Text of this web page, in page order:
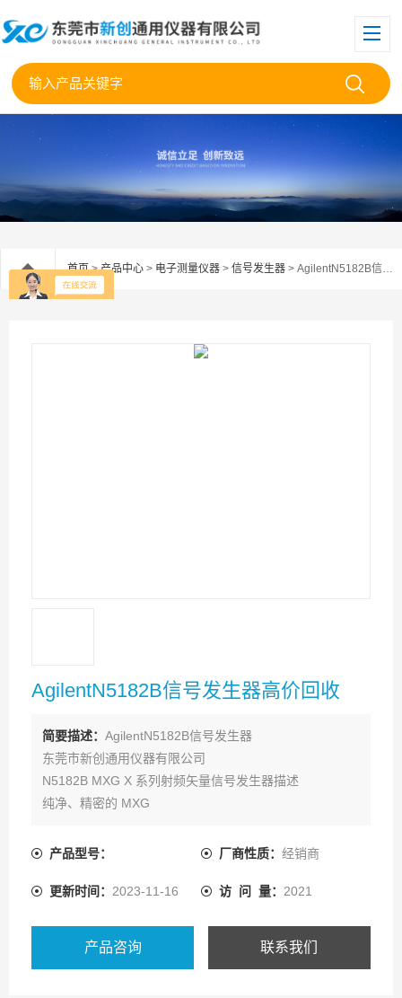
首页>产品中心 > 电子测量仪器 > 信号发生器 > AgilentN5182B信号发生器高价回收
AgilentN5182B信号发生器高价回收
简要描述： AgilentN5182B信号发生器
东莞市新创通用仪器有限公司
N5182B MXG X 系列射频矢量信号发生器描述
纯净、精密的 MXG
无论您想要线性射频链路还是经过优化的链路预算，MXG
用 MXG 大程度地提升您的器件和设计性能
产品型号： 厂商性质： 经销商
更新时间： 2023-11-16 访 问 量： 2021
产品咨询 联系我们